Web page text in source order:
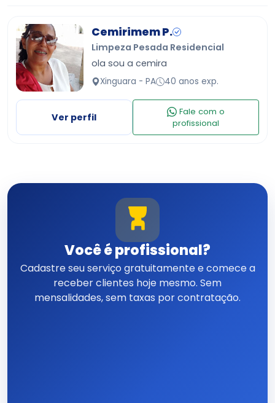
Cemirimem P.
Limpeza Pesada Residencial
ola sou a cemira
Xinguara - PA 40 anos exp.
Ver perfil
Fale com o
profissional
Você é profissional?
Cadastre seu serviço gratuitamente e comece a
receber clientes hoje mesmo. Sem
mensalidades, sem taxas por contratação.